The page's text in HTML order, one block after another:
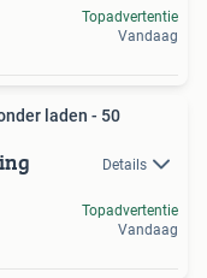
Topadvertentie
Vandaag
laden - 50
Details
Topadvertentie
Vandaag